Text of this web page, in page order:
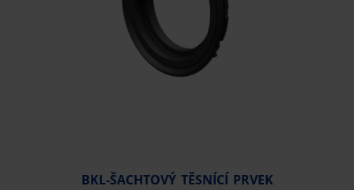
BKL-ŠACHTOVÝ TĚSNÍCÍ PRVEK